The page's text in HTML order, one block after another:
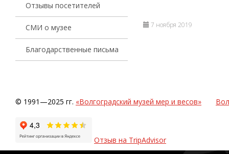
Отзывы посетителей
СМИ о музее
Благодарственные письма
7 ноября 2019
© 1991—2025 гг. «Волгоградский музей мер и весов»
Отзыв на TripAdvisor